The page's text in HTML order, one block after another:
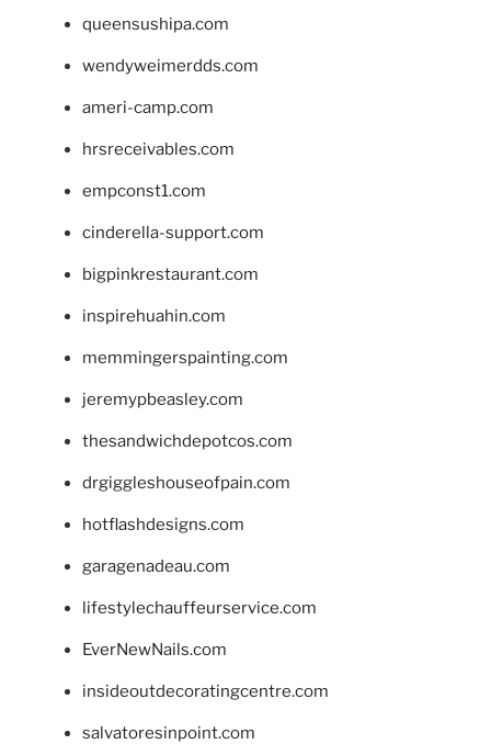
queensushipa.com
wendyweimerdds.com
ameri-camp.com
hrsreceivables.com
empconst1.com
cinderella-support.com
bigpinkrestaurant.com
inspirehuahin.com
memmingerspainting.com
jeremypbeasley.com
thesandwichdepotcos.com
drgiggleshouseofpain.com
hotflashdesigns.com
garagenadeau.com
lifestylechauffeurservice.com
EverNewNails.com
insideoutdecoratingcentre.com
salvatoresinpoint.com